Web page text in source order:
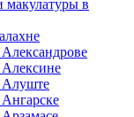
макулатуры в
Алуште